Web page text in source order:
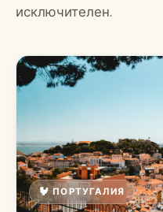
исключителен.
🐓 ПОРТУГАЛИЯ